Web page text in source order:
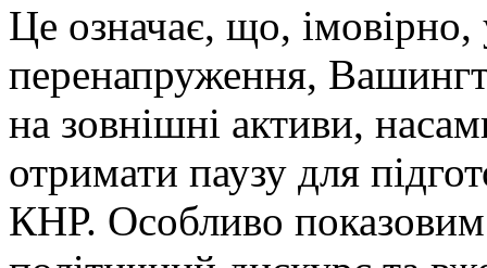
Це означає, що,
перенапруження,
на зовнішні активи,
отримати паузу для
КНР. Особливо показовим